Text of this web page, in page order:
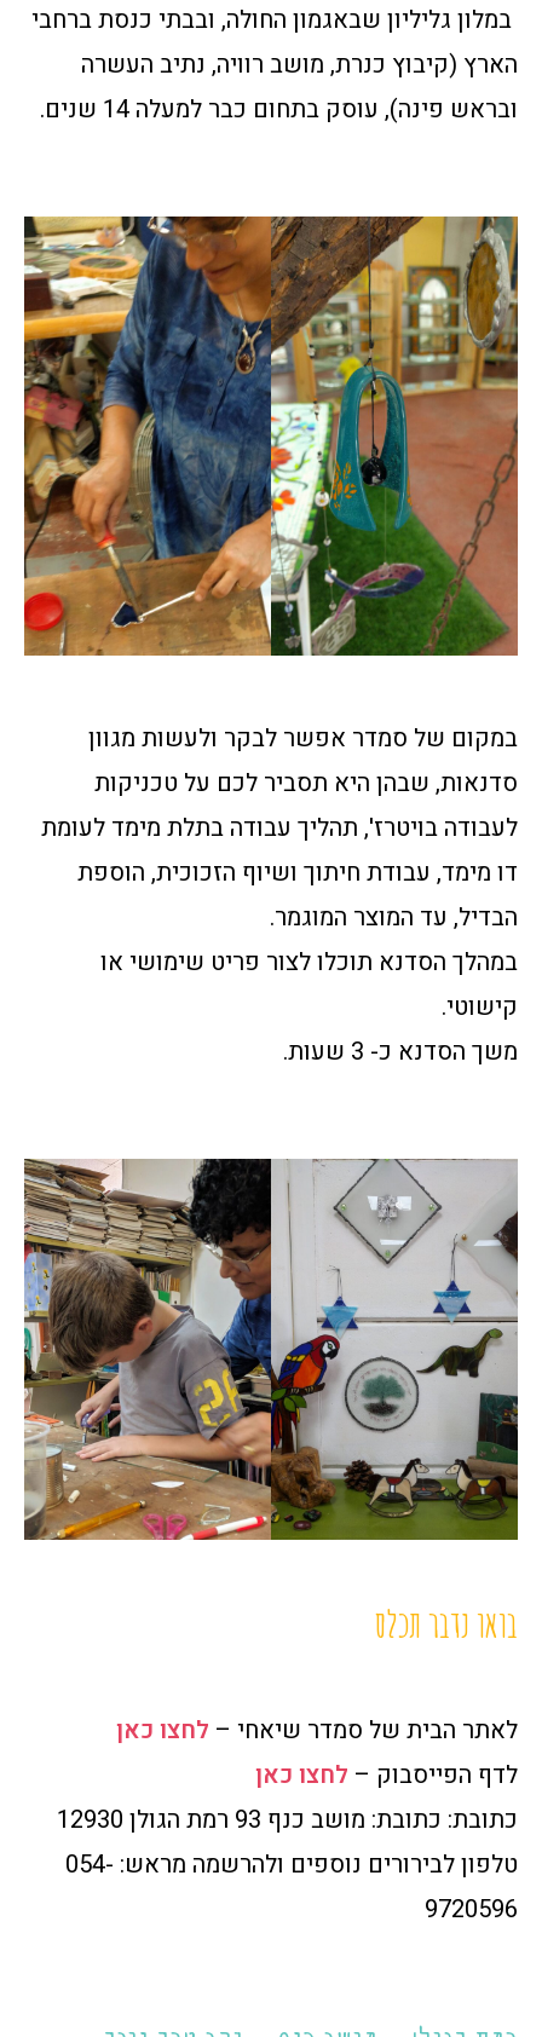
במלון גליליון שבאגמון החולה, ובבתי כנסת ברחבי
הארץ (קיבוץ כנרת, מושב רוויה, נתיב העשרה
ובראש פינה), עוסק בתחום כבר למעלה 14 שנים.
במקום של סמדר אפשר לבקר ולעשות מגוון
סדנאות, שבהן היא תסביר לכם על טכניקות
לעבודה בויטרז', תהליך עבודה בתלת מימד לעומת
דו מימד, עבודת חיתוך ושיוף הזכוכית, הוספת
הבדיל, עד המוצר המוגמר.
במהלך הסדנא תוכלו לצור פריט שימושי או
קישוטי.
משך הסדנא כ- 3 שעות.
בואו נדבר תכלס
לאתר הבית של סמדר שיאחי – לחצו כאן
לדף הפייסבוק – לחצו כאן
כתובת: כתובת: מושב כנף 93 רמת הגולן 12930
טלפון לבירורים נוספים ולהרשמה מראש: 054-
9720596